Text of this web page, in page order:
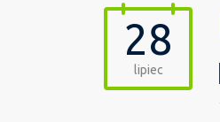
28
lipiec